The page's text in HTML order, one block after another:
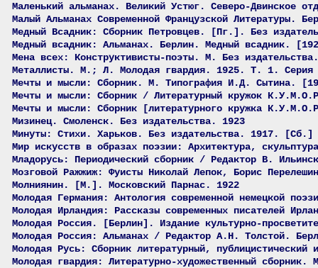
Маленький альманах. Великий Устюг. Северо-Двинское
Малый Альманах Современной Французской Литературы.
Медный Всадник: Сборник Петровцев. [Пг.]. Без
Медный всадник: Альманах. Берлин. Медный всадник.
Мена всех: Конструктивисты-поэты. М. Без
Металлисты. М.; Л. Молодая гвардия. 1925. Т. 1. Серия
Мечты и мысли: Сборник. М. Типография И.Д. Сытина.
Мечты и мысли: Сборник / Литературный кружок
Мечты и мысли: Сборник [литературного кружка
Мизинец. Смоленск. Без издательства. 1923
Минуты: Стихи. Харьков. Без издательства. 1917. [Сб.]
Мир искусств в образах поэзии: Архитектура,
Младорусь: Периодический сборник / Редактор В.
Мозговой Ражжиж: Фуисты Николай Лепок, Борис
Молниянин. [М.]. Московский Парнас. 1922
Молодая Германия: Антология современной немецкой
Молодая Ирландия: Рассказы современных писателей
Молодая Россия. [Берлин]. Издание культурно-
Молодая Россия: Альманах / Редактор А.Н. Толстой.
Молодая Русь: Сборник литературный,
Молодая гвардия: Литературно-художественный